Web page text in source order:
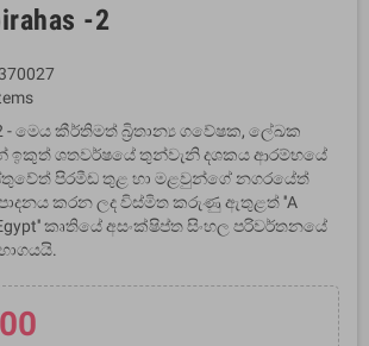
-2
- මෙය කීර්තිමත් බ්‍රිතාන්‍ය ගවේෂක, ලේඛක
ඉකුත් ශතවර්ෂයේ තුන්වැනි දශකය ආරම්භයේ
පිරමීඩ තුළ හා මළවුන්ගේ නගරයේත්
කරන ලද විස්මිත කරුණු ඇතුළත් ''A
Egypt'' කෘතියේ අසංක්ෂිප්ත සිංහල පරිවර්තනයේ